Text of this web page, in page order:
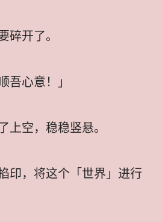
碎开了。
吾心意！」
上空，稳稳竖悬。
印，将这个「世界」进行